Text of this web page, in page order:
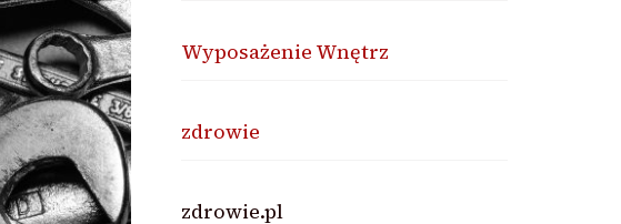
Wyposażenie Wnętrz
zdrowie
zdrowie.pl